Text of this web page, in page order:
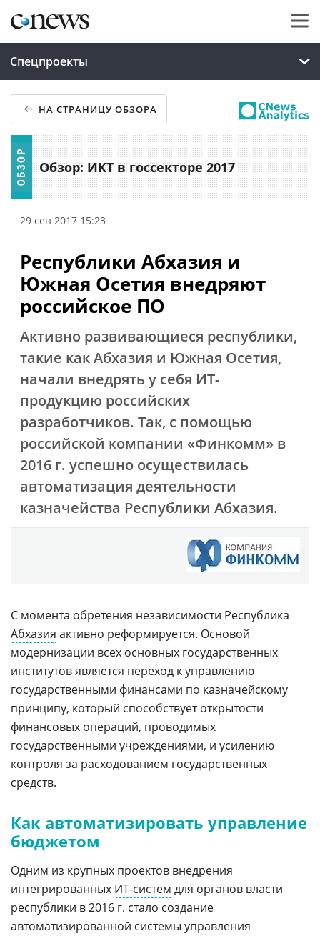
Спецпроекты
НА СТРАНИЦУ ОБЗОРА
Обзор: ИКТ в госсекторе 2017
29 сен 2017 15:23
Республики Абхазия и
Южная Осетия внедряют
российское ПО
Активно развивающиеся республики,
такие как Абхазия и Южная Осетия,
начали внедрять у себя ИТ-
продукцию российских
разработчиков. Так, с помощью
российской компании «Финкомм» в
2016 г. успешно осуществилась
автоматизация деятельности
казначейства Республики Абхазия.
С момента обретения независимости Республика
Абхазия активно реформируется. Основой
модернизации всех основных государственных
институтов является переход к управлению
государственными финансами по казначейскому
принципу, который способствует открытости
финансовых операций, проводимых
государственными учреждениями, и усилению
контроля за расходованием государственных
средств.
Как автоматизировать управление
бюджетом
Одним из крупных проектов внедрения
интегрированных ИТ-систем для органов власти
республики в 2016 г. стало создание
автоматизированной системы управления